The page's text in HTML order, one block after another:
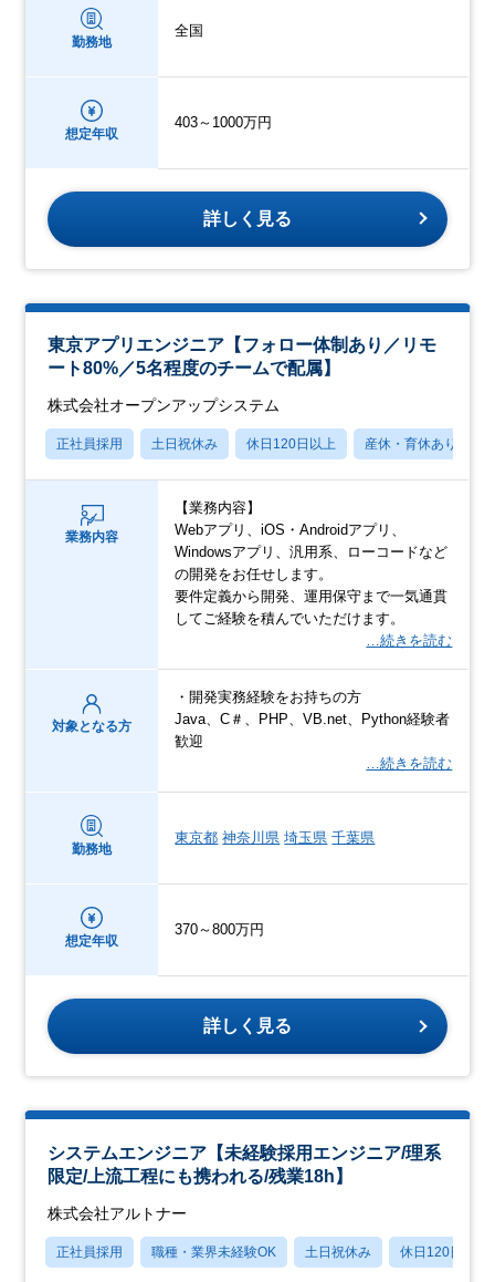
勤務地
全国
想定年収
403～1000万円
詳しく見る
東京アプリエンジニア【フォロー体制あり／リモ
ート80%／5名程度のチームで配属】
株式会社オープンアップシステム
正社員採用 土日祝休み 休日120日以上 産休・育休あり
業務内容
【業務内容】
Webアプリ、iOS・Androidアプリ、
Windowsアプリ、汎用系、ローコードなど
の開発をお任せします。
要件定義から開発、運用保守まで一気通貫
してご経験を積んでいただけます。
…続きを読む
対象となる方
・開発実務経験をお持ちの方
Java、C＃、PHP、VB.net、Python経験者
歓迎
…続きを読む
勤務地
東京都 神奈川県 埼玉県 千葉県
想定年収
370～800万円
詳しく見る
システムエンジニア【未経験採用エンジニア/理系
限定/上流工程にも携われる/残業18h】
株式会社アルトナー
正社員採用 職種・業界未経験OK 土日祝休み 休日120日以上